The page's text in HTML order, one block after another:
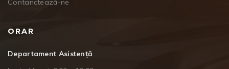
Contanctează-ne
ORAR
Departament Asistență